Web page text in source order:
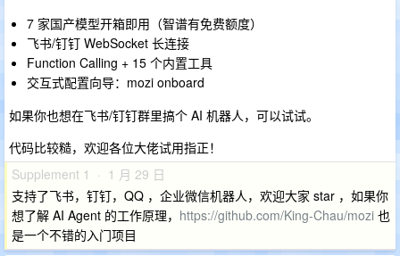
7 家国产模型开箱即用（智谱有免费额度）
飞书/钉钉 WebSocket 长连接
Function Calling + 15 个内置工具
交互式配置向导：mozi onboard
如果你也想在飞书/钉钉群里搞个 AI 机器人，可以试试。
代码比较糙，欢迎各位大佬试用指正！
Supplement 1 · 1 月 29 日
支持了飞书，钉钉，QQ ，企业微信机器人，欢迎大家 star ，如果你
想了解 AI Agent 的工作原理， https://github.com/King-Chau/mozi 也
是一个不错的入门项目